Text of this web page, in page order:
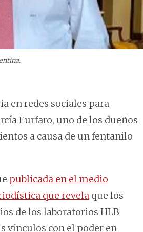
en redes sociales para
Furfaro, uno de los dueños
a causa de un fentanilo
publicada en el medio
que revela que los
de los laboratorios HLB
vínculos con el poder en